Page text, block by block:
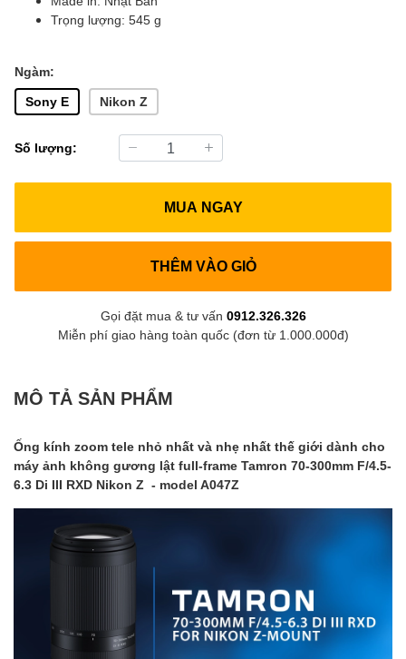
Trọng lượng: 545 g
Ngàm:
Sony E
Nikon Z
Số lượng:
MUA NGAY
THÊM VÀO GIỎ
Gọi đặt mua & tư vấn 0912.326.326
Miễn phí giao hàng toàn quốc (đơn từ 1.000.000đ)
MÔ TẢ SẢN PHẨM
Ống kính zoom tele nhỏ nhất và nhẹ nhất thế giới dành cho
máy ảnh không gương lật full-frame Tamron 70-300mm F/4.5-
6.3 Di III RXD Nikon Z - model A047Z